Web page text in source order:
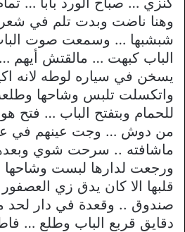
وهنا ناضت وبدت تلم في
شبشبها … وسمعت صوت
الباب كبهت … مالقتش أيهم
يسخن في سياره لوطه لانه
واتكسلت تلبس وشاحها
للحمام وبتفتح الباب … فتح
من دوش … وجت عينهم في
ماشافته .. سرحت شوي
ورجعت لدارها لبست
قلبها الا كان يدق زي
صندوق .. وقعدة في دار لحد
دقايق قربع الباب وطلع …